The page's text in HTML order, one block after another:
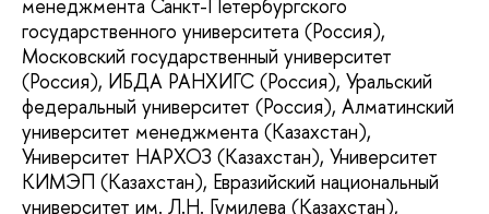
менеджмента Санкт-Петербургского
государственного университета (Россия),
Московский государственный университет
(Россия), ИБДА РАНХИГС (Россия), Уральский
федеральный университет (Россия), Алматинский
университет менеджмента (Казахстан),
Университет НАРХОЗ (Казахстан), Университет
КИМЭП (Казахстан), Евразийский национальный
университет им. Л.Н. Гумилева (Казахстан),